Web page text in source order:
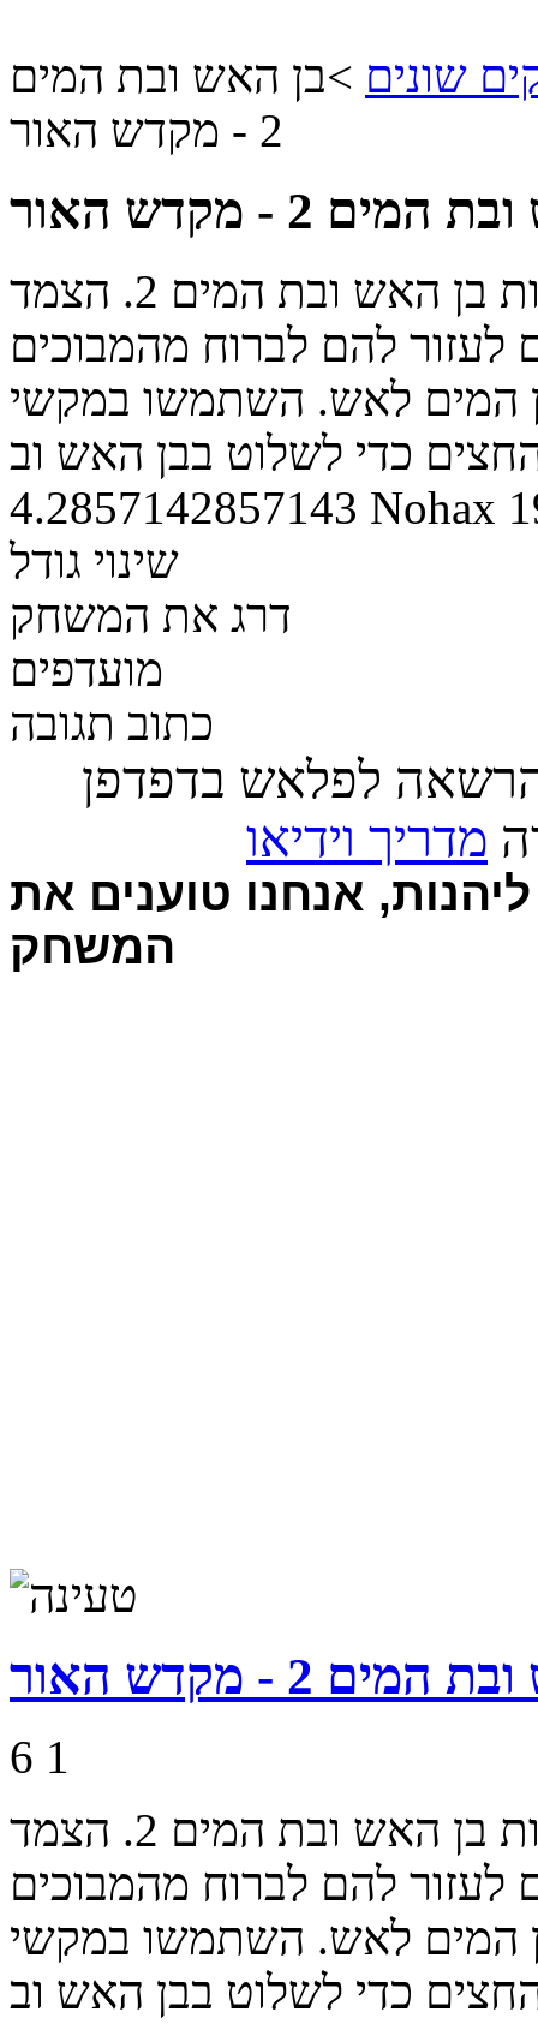
שונים >בן האש ובת המים
2 - מקדש האור
2 - מקדש האור
משחק ההמשך לסדרת ההרפתקאות בן האש ובת המים 2. הצמד
לעזור להם לברוח מהמבוכים
המים לאש. השתמשו במקשי
4.2857142857143 Nohax
שינוי גודל
דרג את המשחק
מועדפים
כתוב תגובה
לפלאש בדפדפן
מדריך וידיאו
אנחנו טוענים את
המשחק
2 - מקדש האור
6 1
משחק ההמשך לסדרת ההרפתקאות בן האש ובת המים 2. הצמד
לעזור להם לברוח מהמבוכים
המים לאש. השתמשו במקשי